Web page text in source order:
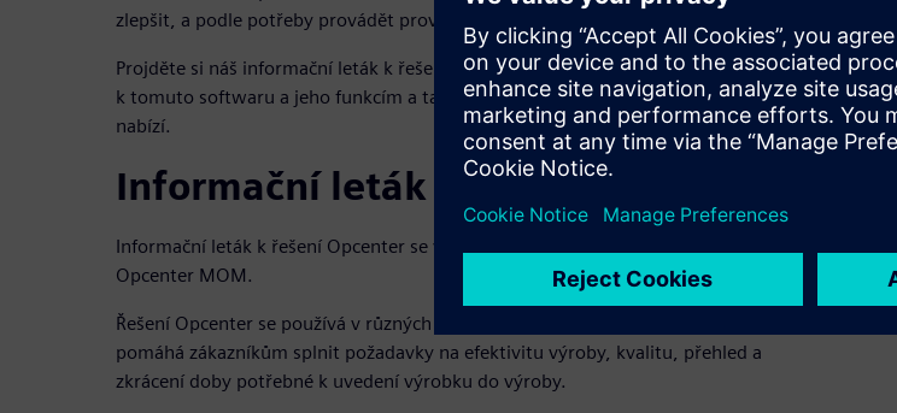
zlepšit, a podle potřeby provádět provozní úpravy.
Projděte si náš informační leták k řešení Opcenter a získejte úvodní informace
k tomuto softwaru a jeho funkcím a také o přínosech, které svým uživatelům
nabízí.
Informační leták k řešení Opcenter
Informační leták k řešení Opcenter se věnuje funkcím a výhodám řešení
Opcenter MOM.
Řešení Opcenter se používá v různých průmyslových odvětvích po celém světě a
pomáhá zákazníkům splnit požadavky na efektivitu výroby, kvalitu, přehled a
zkrácení doby potřebné k uvedení výrobku do výroby.